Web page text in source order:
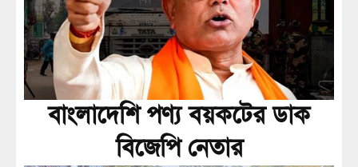
বাংলাদেশি পণ্য বয়কটের ডাক
বিজেপি নেতার